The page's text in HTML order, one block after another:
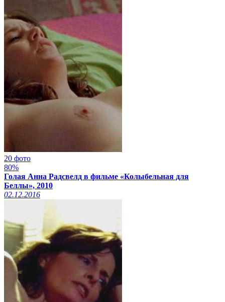
20 фото
80%
Голая Анна Радсвелд в фильме «Колыбельная для
Беллы», 2010
02.12.2016